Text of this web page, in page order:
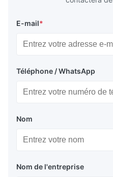
E-mail*
Téléphone / WhatsApp
Nom
Nom de l'entreprise